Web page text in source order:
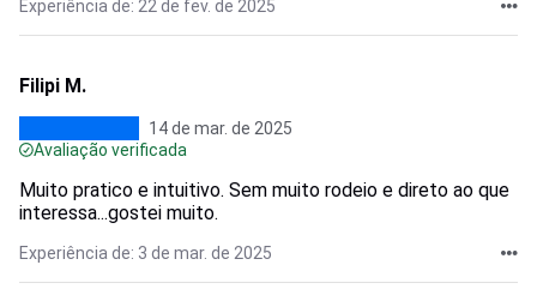
Experiência de: 22 de fev. de 2025
Filipi M.
14 de mar. de 2025
Avaliação verificada
Muito pratico e intuitivo. Sem muito rodeio e direto ao que
interessa...gostei muito.
Experiência de: 3 de mar. de 2025